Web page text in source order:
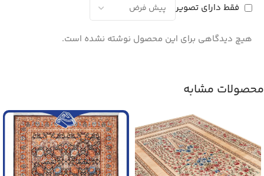
فقط دارای تصویر
هیچ دیدگاهی برای این محصول نوشته نشده است.
محصولات مشابه